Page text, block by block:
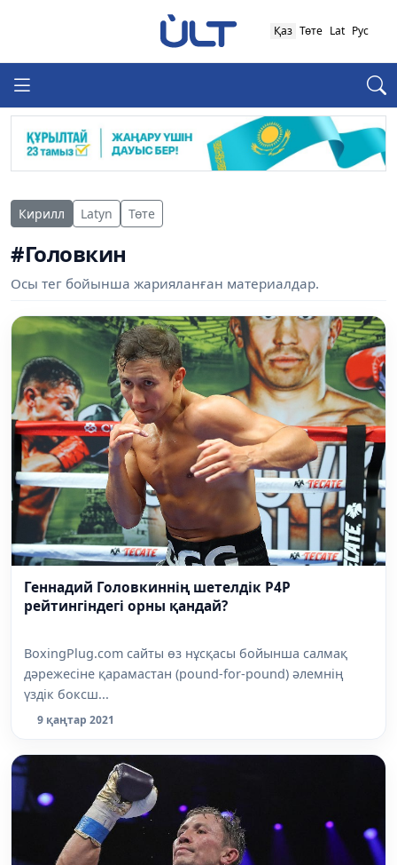
Қаз Төте Lat Рус
Кирилл Latyn Төте
#Головкин
Осы тег бойынша жарияланған материалдар.
Геннадий Головкиннің шетелдік P4P
рейтингіндегі орны қандай?
BoxingPlug.com сайты өз нұсқасы бойынша салмақ
дәрежесіне қарамастан (pound-for-pound) әлемнің
үздік боксш...
9 қаңтар 2021